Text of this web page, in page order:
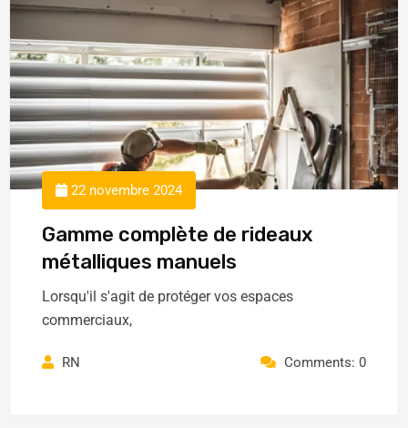
22 novembre 2024
Gamme complète de rideaux
métalliques manuels
Lorsqu'il s'agit de protéger vos espaces
commerciaux,
RN Comments: 0